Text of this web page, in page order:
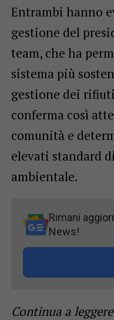
Entrambi hanno
gestione del
team, che ha
sistema più
gestione dei
conferma così
comunità e
elevati standard
ambientale.
Rimani
News!
Continua a